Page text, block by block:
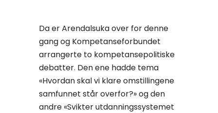
Da er Arendalsuka over for denne
gang og Kompetanseforbundet
arrangerte to kompetansepolitiske
debatter. Den ene hadde tema
«Hvordan skal vi klare omstillingene
samfunnet står overfor?» og den
andre «Svikter utdanningssystemet